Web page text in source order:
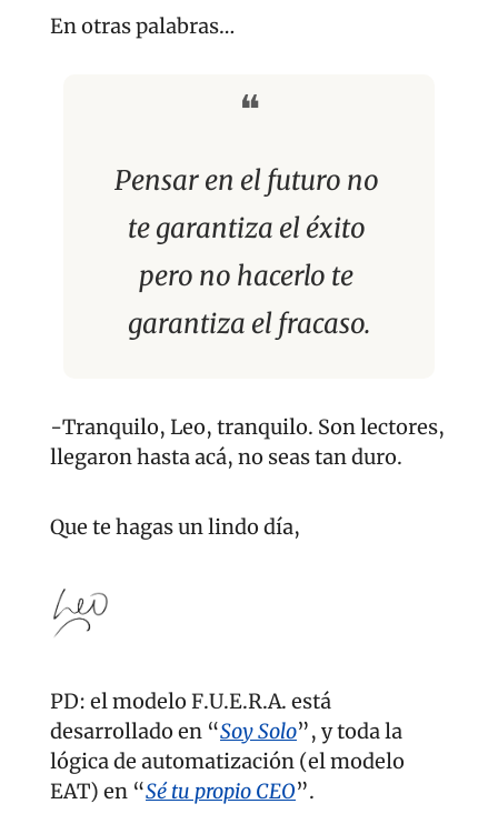
En otras palabras…
❝
Pensar en el futuro no
te garantiza el éxito
pero no hacerlo te
garantiza el fracaso.
-Tranquilo, Leo, tranquilo. Son lectores,
llegaron hasta acá, no seas tan duro.
Que te hagas un lindo día,
PD: el modelo F.U.E.R.A. está
desarrollado en “Soy Solo”, y toda la
lógica de automatización (el modelo
EAT) en “Sé tu propio CEO”.